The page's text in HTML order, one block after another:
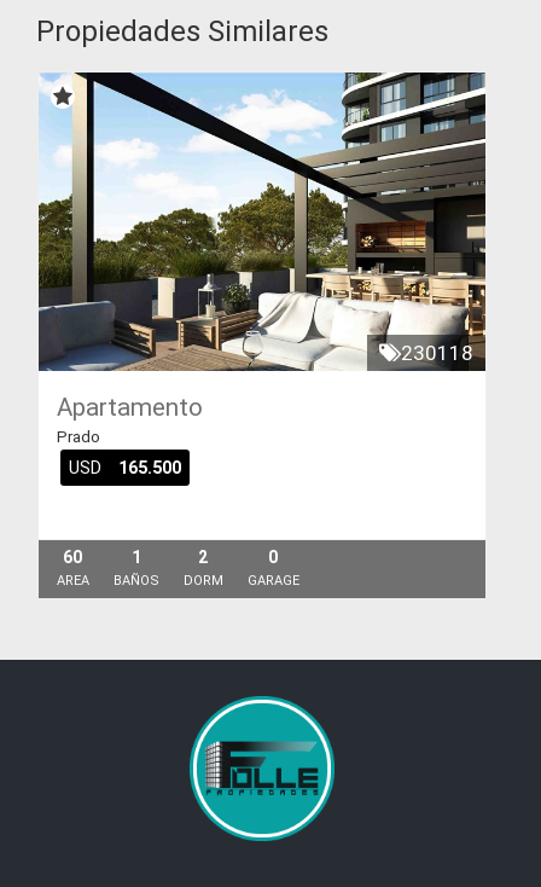
Propiedades Similares
230118
Apartamento
Prado
USD 165.500
60
AREA
1
BAÑOS
2
DORM
0
GARAGE